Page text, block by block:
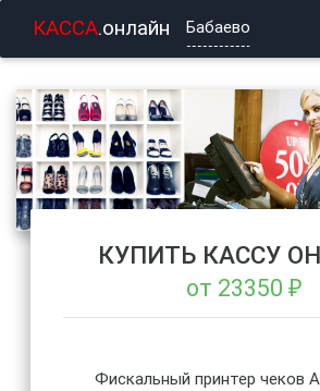
КАССА.онлайн Бабаево
КУПИТЬ КАССУ
от 23350 ₽
Фискальный принтер чеков